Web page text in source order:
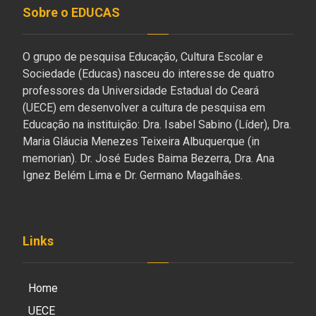
Sobre o EDUCAS
O grupo de pesquisa Educação, Cultura Escolar e
Sociedade (Educas) nasceu do interesse de quatro
professores da Universidade Estadual do Ceará
(UECE) em desenvolver a cultura de pesquisa em
Educação na instituição: Dra. Isabel Sabino (Líder), Dra.
Maria Gláucia Menezes Teixeira Albuquerque (in
memorian). Dr. José Eudes Baima Bezerra, Dra. Ana
Ignez Belém Lima e Dr. Germano Magalhães.
Links
Home
UECE